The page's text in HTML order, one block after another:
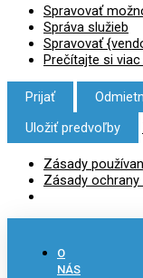
Spravovať
Správa služieb
Spravovať
Prečítajte si
Prijať
Uložiť predvoľby
Zásady
Zásady
O
NÁS